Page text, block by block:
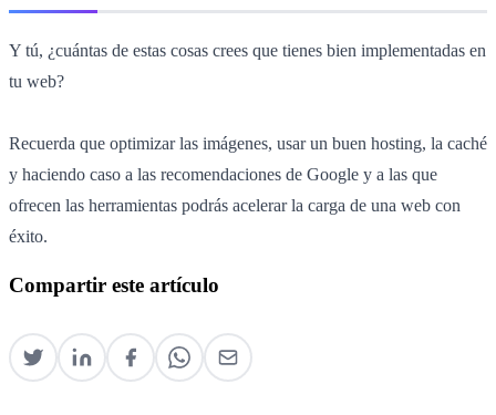
Y tú, ¿cuántas de estas cosas crees que tienes bien implementadas en
tu web?
Recuerda que optimizar las imágenes, usar un buen hosting, la caché
y haciendo caso a las recomendaciones de Google y a las que
ofrecen las herramientas podrás acelerar la carga de una web con
éxito.
Compartir este artículo